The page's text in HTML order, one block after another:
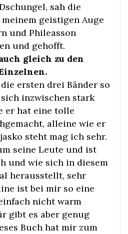
sah die
geistigen Auge
und Phileasson
und gehofft.
gleich zu den
ersten drei Bänder so
inzwischen stark
er hat eine tolle
alleine wie er
steht mag ich sehr.
seine Leute und ist
und wie sich in diesem
herausstellt, sehr
ist bei mir so eine
nicht warm
gibt es aber genug
Buch hat mir zum